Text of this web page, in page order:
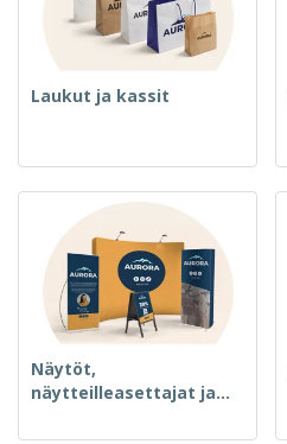
Laukut ja kassit
Näytöt,
näytteilleasettajat ja